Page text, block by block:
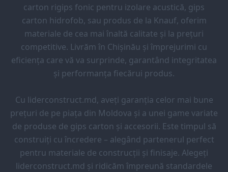
carton rigips fonic pentru izolare acustică, gips
carton hidrofob, sau produs de la Knauf, oferim
materiale de cea mai înaltă calitate și la prețuri
competitive. Livrăm în Chișinău și împrejurimi cu
eficiența care vă va surprinde, garantând integritatea
și performanța fiecărui produs.
Cu liderconstruct.md, aveți garanția celor mai bune
prețuri de pe piața din Moldova și a unei game variate
de produse de gips carton și accesorii. Este timpul să
construiți cu încredere – alegând partenerul perfect
pentru materiale de construcții și finisaje. Alegeți
liderconstruct.md și ridicăm împreună standardele